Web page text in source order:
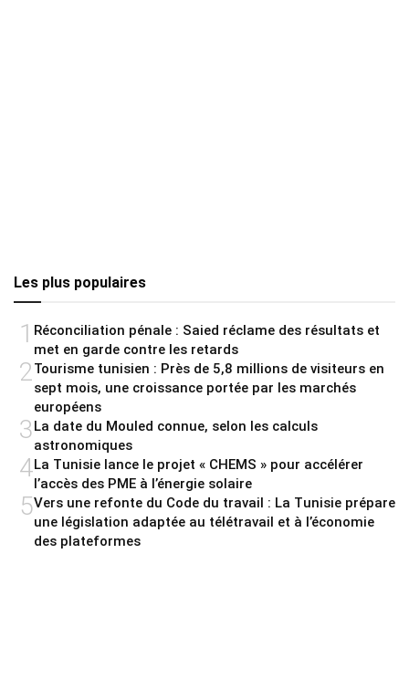
Les plus populaires
1 Réconciliation pénale : Saied réclame des résultats et
met en garde contre les retards
2 Tourisme tunisien : Près de 5,8 millions de visiteurs en
sept mois, une croissance portée par les marchés
européens
3La date du Mouled connue, selon les calculs
astronomiques
4La Tunisie lance le projet « CHEMS » pour accélérer
l’accès des PME à l’énergie solaire
5Vers une refonte du Code du travail : La Tunisie prépare
une législation adaptée au télétravail et à l’économie
des plateformes